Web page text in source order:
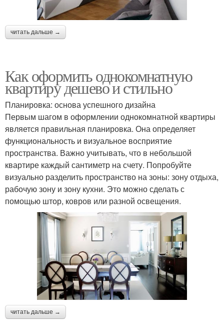
читать дальше →
Как оформить однокомнатную
квартиру дешево и стильно
Планировка: основа успешного дизайна
Первым шагом в оформлении однокомнатной квартиры
является правильная планировка. Она определяет
функциональность и визуальное восприятие
пространства. Важно учитывать, что в небольшой
квартире каждый сантиметр на счету. Попробуйте
визуально разделить пространство на зоны: зону отдыха,
рабочую зону и зону кухни. Это можно сделать с
помощью штор, ковров или разной освещения.
читать дальше →